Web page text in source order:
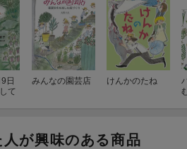
日
て
みんなの園芸店 けんかのたね
が興味のある商品